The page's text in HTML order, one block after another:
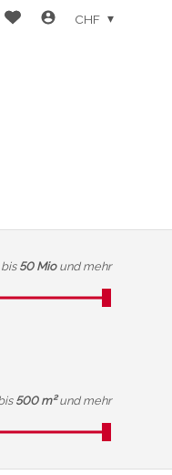
CHF
bis 50 Mio und mehr
500 m² und mehr